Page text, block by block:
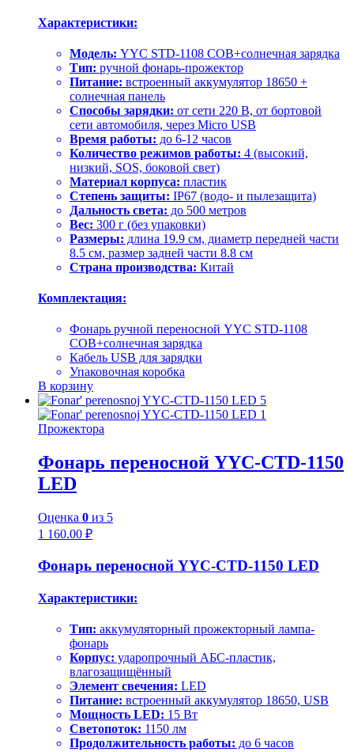
Характеристики:
Модель: YYC STD-1108 COB+солнечная зарядка
Тип: ручной фонарь-прожектор
Питание: встроенный аккумулятор 18650 +
солнечная панель
Способы зарядки: от сети 220 В, от бортовой
сети автомобиля, через Micro USB
Время работы: до 6-12 часов
Количество режимов работы: 4 (высокий,
низкий, SOS, боковой свет)
Материал корпуса: пластик
Степень защиты: IP67 (водо- и пылезащита)
Дальность света: до 500 метров
Вес: 300 г (без упаковки)
Размеры: длина 19.9 см, диаметр передней части
8.5 см, размер задней части 8.8 см
Страна производства: Китай
Комплектация:
Фонарь ручной переносной YYC STD-1108
COB+солнечная зарядка
Кабель USB для зарядки
Упаковочная коробка
В корзину
Прожектора
Фонарь переносной YYC-CTD-1150
LED
Оценка 0 из 5
1 160.00 ₽
Фонарь переносной YYC-CTD-1150 LED
Характеристики:
Тип: аккумуляторный прожекторный лампа-
фонарь
Корпус: ударопрочный АБС-пластик,
влагозащищённый
Элемент свечения: LED
Питание: встроенный аккумулятор 18650, USB
Мощность LED: 15 Вт
Светопоток: 1150 лм
Продолжительность работы: до 6 часов